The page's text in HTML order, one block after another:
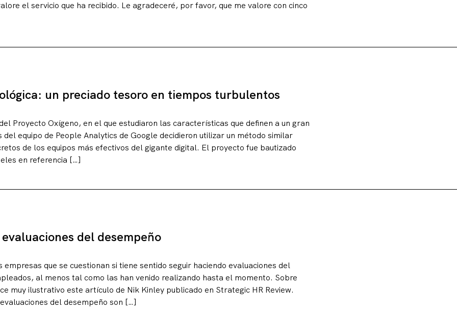
el servicio que ha recibido. Le agradeceré, por favor, que me valore con cinco
un preciado tesoro en tiempos turbulentos
Proyecto Oxígeno, en el que estudiaron las características que definen a un gran
equipo de People Analytics de Google decidieron utilizar un método similar
de los equipos más efectivos del gigante digital. El proyecto fue bautizado
en referencia […]
del desempeño
empresas que se cuestionan si tiene sentido seguir haciendo evaluaciones del
al menos tal como las han venido realizando hasta el momento. Sobre
muy ilustrativo este artículo de Nik Kinley publicado en Strategic HR Review.
del desempeño son […]